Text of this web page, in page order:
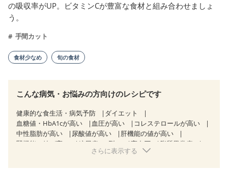
の吸収率がUP。ビタミンCが豊富な食材と組み合わせましょ
う。
手間カット
食材少なめ 旬の食材
こんな病気・お悩みの方向けのレシピです
健康的な食生活・病気予防
ダイエット
血糖値・HbA1cが高い
血圧が高い
コレステロールが高い
中性脂肪が高い
尿酸値が高い
肝機能の値が高い
腎機能の値が高い
糖尿病（2型） 高血圧
脂質異常症
狭心症 心筋梗塞
さらに表示する